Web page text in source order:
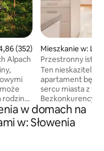
ocena: 4,86 na 5, liczba
(352)
Alpach
rodzin
i
się
i
Mieszkanie w:
Przestronny
na Loft Old City
Ten nieskazitelny
apartament
sercu miasta z
spokojnej strefie
odległości
i Smoczego oraz
w domach na
w: Słowenia